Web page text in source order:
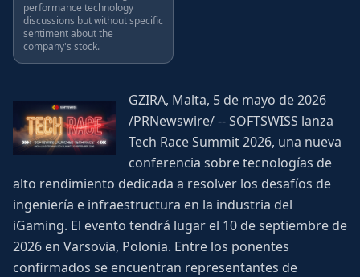
performance technology
discussions but without specific
sentiment about the
company's stock.
GZIRA, Malta, 5 de mayo de 2026
/PRNewswire/ -- SOFTSWISS lanza
Tech Race Summit 2026, una nueva
conferencia sobre tecnologías de
alto rendimiento dedicada a resolver los desafíos de
ingeniería e infraestructura en la industria del
iGaming. El evento tendrá lugar el 10 de septiembre de
2026 en Varsovia, Polonia. Entre los ponentes
confirmados se encuentran representantes de